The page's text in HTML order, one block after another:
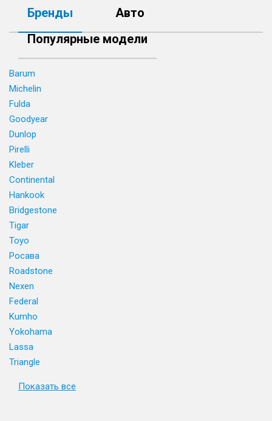
Бренды
Авто
Популярные модели
Barum
Michelin
Fulda
Goodyear
Dunlop
Pirelli
Kleber
Continental
Hankook
Bridgestone
Tigar
Toyo
Росава
Roadstone
Nexen
Federal
Kumho
Yokohama
Lassa
Triangle
Показать все